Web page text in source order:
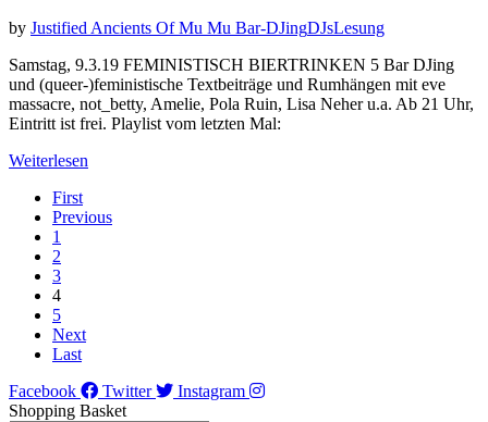
by Justified Ancients Of Mu Mu Bar-DJingDJsLesung
Samstag, 9.3.19 FEMINISTISCH BIERTRINKEN 5 Bar DJing
und (queer-)feministische Textbeiträge und Rumhängen mit eve
massacre, not_betty, Amelie, Pola Ruin, Lisa Neher u.a. Ab 21 Uhr,
Eintritt ist frei. Playlist vom letzten Mal:
Weiterlesen
First
Previous
1
2
3
4
5
Next
Last
Facebook
Twitter
Instagram
Shopping Basket